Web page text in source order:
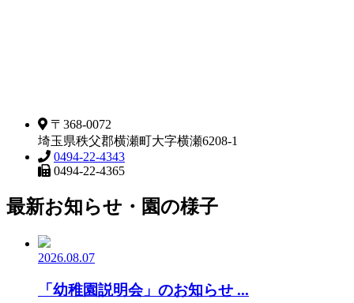
〒368-0072
埼玉県秩父郡横瀬町大字横瀬6208-1
0494-22-4343
0494-22-4365
最新お知らせ・園の様子
2026.08.07
「幼稚園説明会」のお知らせ ...